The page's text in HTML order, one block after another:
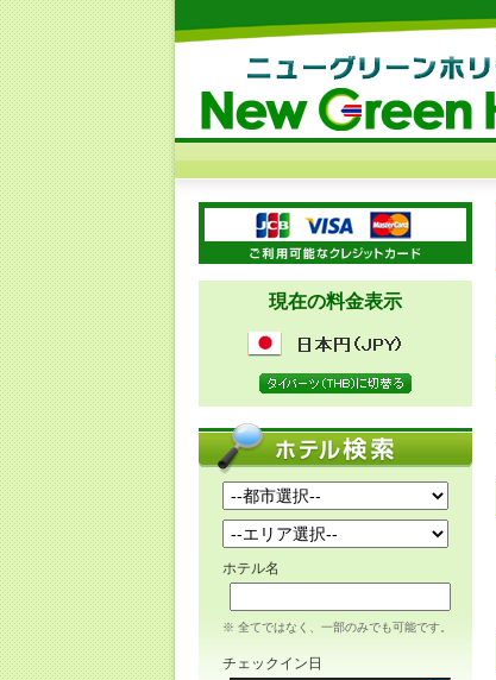
現在の料金表示
ホテル名
※ 全てではなく、一部のみでも可能です。
チェックイン日